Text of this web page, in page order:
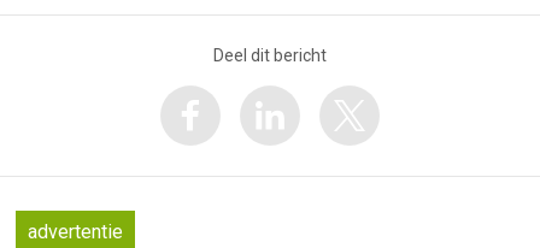
Deel dit bericht
advertentie